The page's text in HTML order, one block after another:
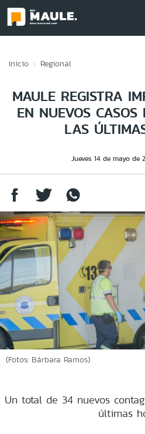
Inicio Regional
MAULE REGISTRA
EN NUEVOS
LAS
Jueves 14 de mayo de
(Fotos: Bárbara Ramos)
Un total de 34 nuevos
últimas